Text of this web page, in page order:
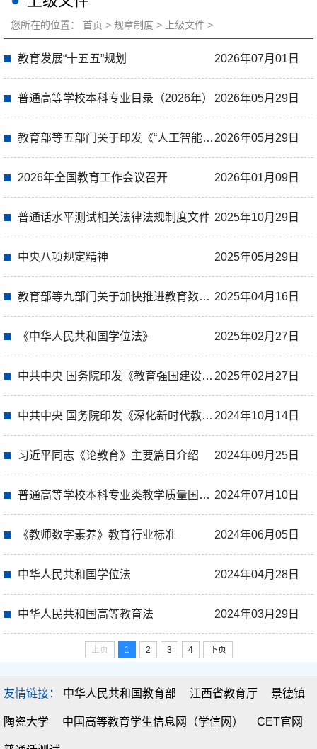
您所在的位置： 首页 > 规章制度 > 上级文件 >
教育发展“十五五”规划 2026年07月01日
普通高等学校本科专业目录（2026年） 2026年05月29日
教育部等五部门关于印发《“人工智能+教育”行动计划》的通知 2026年05月29日
2026年全国教育工作会议召开 2026年01月09日
普通话水平测试相关法律法规制度文件 2025年10月29日
中央八项规定精神 2025年05月29日
教育部等九部门关于加快推进教育数字化的意见 2025年04月16日
《中华人民共和国学位法》 2025年02月27日
中共中央 国务院印发《教育强国建设规划纲要（2024—2035年）》 2025年02月27日
中共中央 国务院印发《深化新时代教育评价改革总体方案》 2024年10月14日
习近平同志《论教育》主要篇目介绍 2024年09月25日
普通高等学校本科专业类教学质量国家标准 2024年07月10日
《教师数字素养》教育行业标准 2024年06月05日
中华人民共和国学位法 2024年04月28日
中华人民共和国高等教育法 2024年03月29日
上页 1 2 3 4 下页
友情链接： 中华人民共和国教育部 江西省教育厅 景德镇
陶瓷大学 中国高等教育学生信息网（学信网） CET官网